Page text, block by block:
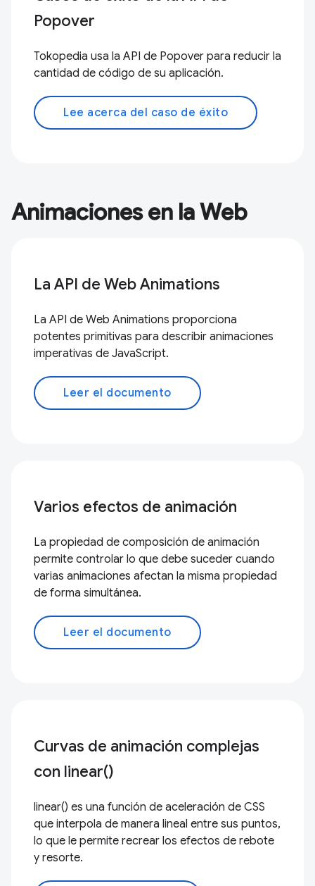
Popover
Tokopedia usa la API de Popover para reducir la
cantidad de código de su aplicación.
Lee acerca del caso de éxito
Animaciones en la Web
La API de Web Animations
La API de Web Animations proporciona
potentes primitivas para describir animaciones
imperativas de JavaScript.
Leer el documento
Varios efectos de animación
La propiedad de composición de animación
permite controlar lo que debe suceder cuando
varias animaciones afectan la misma propiedad
de forma simultánea.
Leer el documento
Curvas de animación complejas
con linear()
linear() es una función de aceleración de CSS
que interpola de manera lineal entre sus puntos,
lo que le permite recrear los efectos de rebote
y resorte.